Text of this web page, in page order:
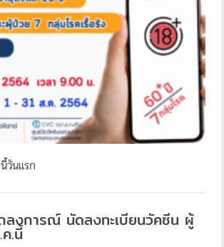
วันแรก
ลงการณ์ นัดลงทะเบียนวัคซีน ผู้
.นี้